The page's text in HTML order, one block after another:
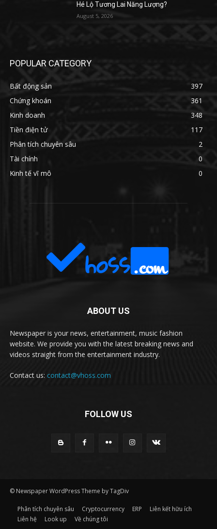
Hé Lộ Tương Lai Năng Lượng?
August 5, 2026
POPULAR CATEGORY
Bất động sản
397
Chứng khoán
361
Kinh doanh
348
Tiền điện tử
117
Phân tích chuyên sâu
2
Tài chính
0
Kinh tế vĩ mô
0
ABOUT US
Newspaper is your news, entertainment, music fashion
website. We provide you with the latest breaking news and
videos straight from the entertainment industry.
Contact us: contact@vhoss.com
FOLLOW US
© Newspaper WordPress Theme by TagDiv
Phân tích chuyên sâu Cryptocurrency ERP
Liên kết hữu ích
Liên hệ
Look up Về chúng tôi